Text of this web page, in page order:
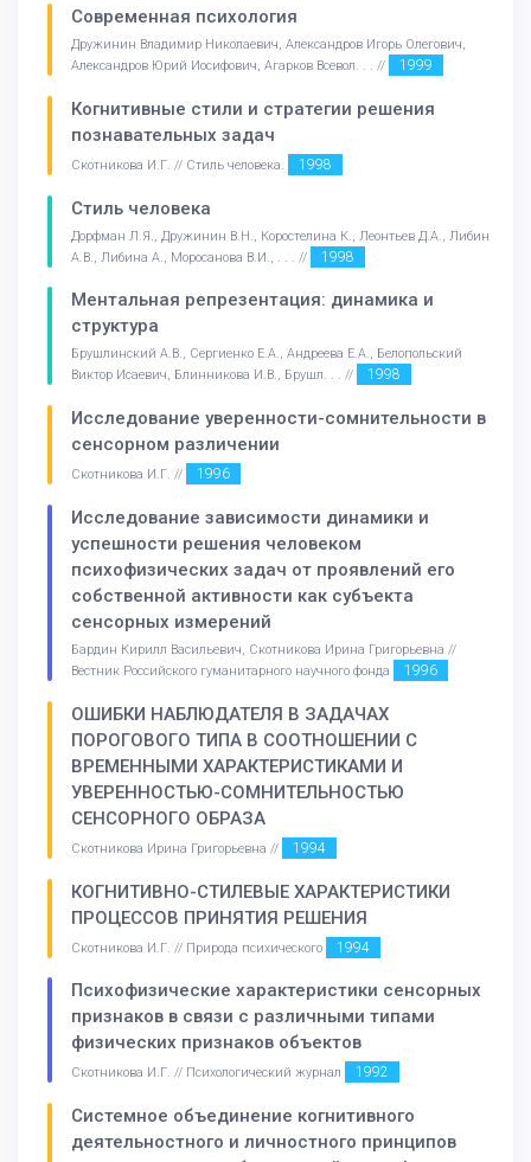
Современная психология
Дружинин Владимир Николаевич, Александров Игорь Олегович,
Александров Юрий Иосифович, Агарков Всевол. . . //
1999
Когнитивные стили и стратегии решения
познавательных задач
Скотникова И.Г. // Стиль человека. 1998
Стиль человека
Дорфман Л.Я., Дружинин В.Н., Коростелина К., Леонтьев Д.А., Либин
А.В., Либина А., Моросанова В.И., . . . //
1998
Ментальная репрезентация: динамика и
структура
Брушлинский А.В., Сергиенко Е.А., Андреева Е.А., Белопольский
Виктор Исаевич, Блинникова И.В., Брушл. . . //
1998
Исследование уверенности-сомнительности в
сенсорном различении
Скотникова И.Г. // 1996
Исследование зависимости динамики и
успешности решения человеком
психофизических задач от проявлений его
собственной активности как субъекта
сенсорных измерений
Бардин Кирилл Васильевич, Скотникова Ирина Григорьевна //
Вестник Российского гуманитарного научного фонда
1996
ОШИБКИ НАБЛЮДАТЕЛЯ В ЗАДАЧАХ
ПОРОГОВОГО ТИПА В СООТНОШЕНИИ С
ВРЕМЕННЫМИ ХАРАКТЕРИСТИКАМИ И
УВЕРЕННОСТЬЮ-СОМНИТЕЛЬНОСТЬЮ
СЕНСОРНОГО ОБРАЗА
Скотникова Ирина Григорьевна // 1994
КОГНИТИВНО-СТИЛЕВЫЕ ХАРАКТЕРИСТИКИ
ПРОЦЕССОВ ПРИНЯТИЯ РЕШЕНИЯ
Скотникова И.Г. // Природа психического 1994
Психофизические характеристики сенсорных
признаков в связи с различными типами
физических признаков объектов
Скотникова И.Г. // Психологический журнал 1992
Системное объединение когнитивного
деятельностного и личностного принципов